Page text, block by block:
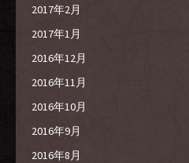
2017年2月
2017年1月
2016年12月
2016年11月
2016年10月
2016年9月
2016年8月